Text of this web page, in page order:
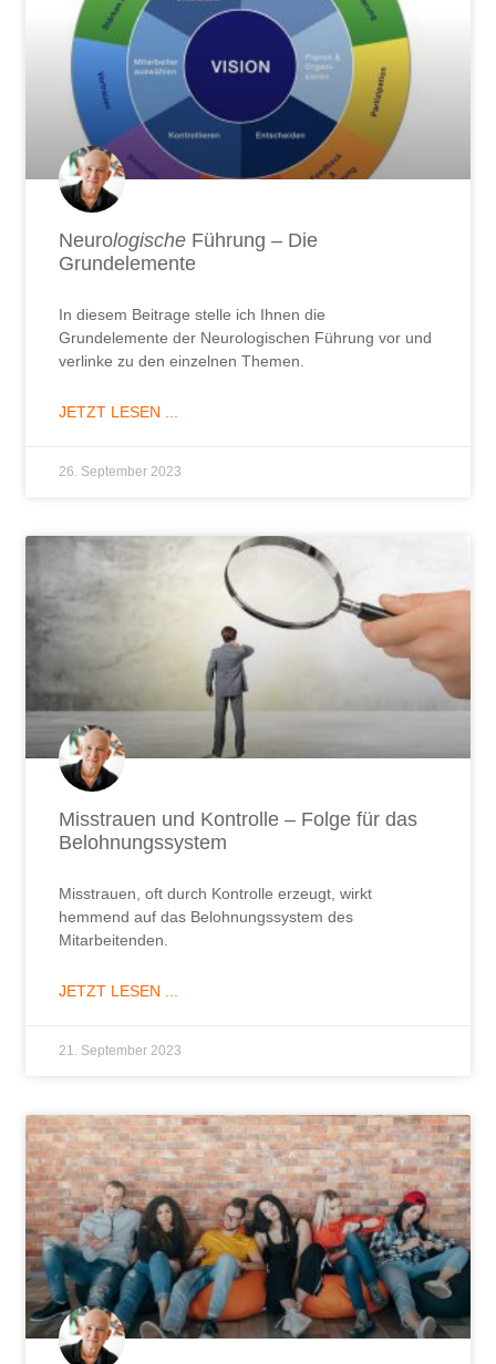
NeurologischeFührung – Die
Grundelemente
In diesem Beitrage stelle ich Ihnen die
Grundelemente der Neurologischen Führung vor und
verlinke zu den einzelnen Themen.
JETZT LESEN ...
26. September 2023
Misstrauen und Kontrolle – Folge für das
Belohnungssystem
Misstrauen, oft durch Kontrolle erzeugt, wirkt
hemmend auf das Belohnungssystem des
Mitarbeitenden.
JETZT LESEN ...
21. September 2023